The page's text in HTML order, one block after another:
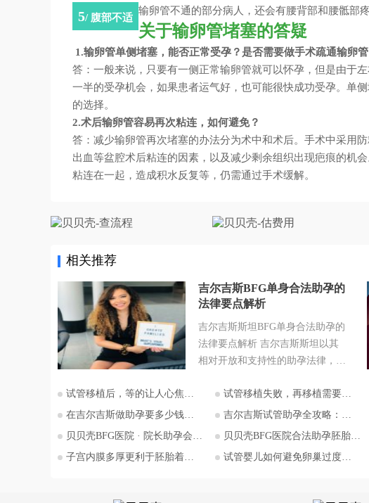
5/ 腹部不适
输卵管不通的部分病人， 还会有腰背部和腰骶部
关于输卵管堵塞的答疑
1.输卵管单侧堵塞，能否正常受孕？是否需要做手术疏通输卵管
答：一般来说，只要有一侧正常输卵管就可以怀孕，但是由于
一半的受孕机会，如果患者运气好，也可能很快成功受孕。单
的选择。
2.术后输卵管容易再次粘连，如何避免？
答：减少输卵管再次堵塞的办法分为术中和术后。手术中采用
出血等盆腔术后粘连的因素，以及减少剩余组织出现疤痕的机
粘连在一起，造成积水反复等，仍需通过手术缓解。
相关推荐
吉尔吉斯BFG单身合法助孕的
法律要点解析
吉尔吉斯斯坦BFG单身合法助孕的
法律要点解析 吉尔吉斯斯坦以其
相对开放和支持性的助孕法律，成
地。特别是对于希望通过助孕实现
为人父母梦想的单身人士，吉尔吉
斯斯坦的法律框架值得深入探讨。
法律的核心要点，并特别关注单身
试管移植后，等的让人心焦的胎心和胎芽，何时会出现？ 试管移植失败，再移植需要注意哪些？
在吉尔吉斯做助孕要多少钱？2026比什凯克费用全公开，拒绝隐形消费
吉尔吉斯试管助孕全攻略：为什么越来越多的中国家庭选择比什凯克？
贝贝壳BFG医院 · 院长助孕会（济南站）
贝贝壳BFG医院合法助孕胚胎移植流程详解
子宫内膜多厚更利于胚胎着床？
试管婴儿如何避免卵巢过度刺激综合征